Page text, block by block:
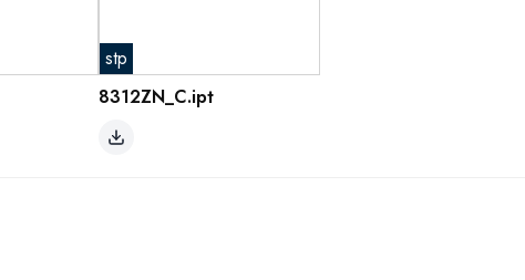
stp
8312ZN_C.ipt